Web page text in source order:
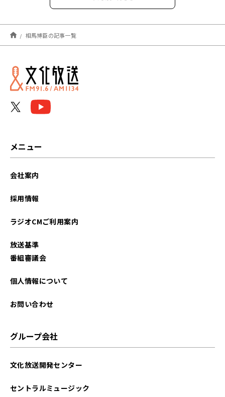
2021年05月
相馬博臣の記事一覧
メニュー
会社案内
採用情報
ラジオCMご利用案内
放送基準
番組審議会
個人情報について
お問い合わせ
グループ会社
文化放送開発センター
セントラルミュージック